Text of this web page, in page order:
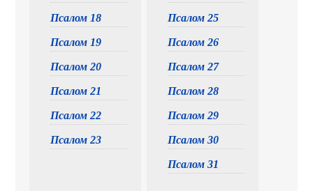
Псалом 18
Псалом 19
Псалом 20
Псалом 21
Псалом 22
Псалом 23
Псалом 25
Псалом 26
Псалом 27
Псалом 28
Псалом 29
Псалом 30
Псалом 31